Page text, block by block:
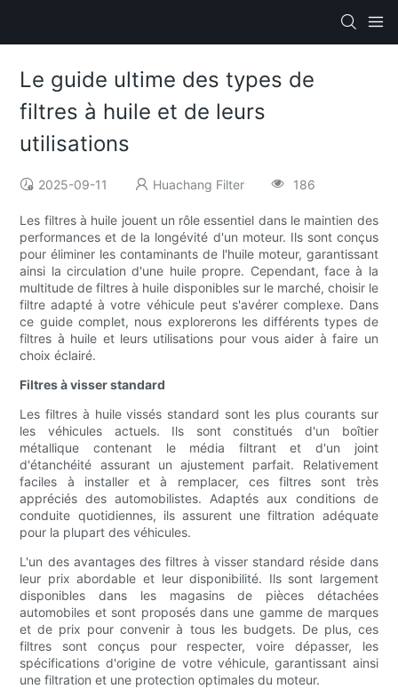
Le guide ultime des types de
filtres à huile et de leurs
utilisations
2025-09-11 Huachang Filter 186
Les filtres à huile jouent un rôle essentiel dans le maintien des
performances et de la longévité d'un moteur. Ils sont conçus
pour éliminer les contaminants de l'huile moteur, garantissant
ainsi la circulation d'une huile propre. Cependant, face à la
multitude de filtres à huile disponibles sur le marché, choisir le
filtre adapté à votre véhicule peut s'avérer complexe. Dans
ce guide complet, nous explorerons les différents types de
filtres à huile et leurs utilisations pour vous aider à faire un
choix éclairé.
Filtres à visser standard
Les filtres à huile vissés standard sont les plus courants sur
les véhicules actuels. Ils sont constitués d'un boîtier
métallique contenant le média filtrant et d'un joint
d'étanchéité assurant un ajustement parfait. Relativement
faciles à installer et à remplacer, ces filtres sont très
appréciés des automobilistes. Adaptés aux conditions de
conduite quotidiennes, ils assurent une filtration adéquate
pour la plupart des véhicules.
L'un des avantages des filtres à visser standard réside dans
leur prix abordable et leur disponibilité. Ils sont largement
disponibles dans les magasins de pièces détachées
automobiles et sont proposés dans une gamme de marques
et de prix pour convenir à tous les budgets. De plus, ces
filtres sont conçus pour respecter, voire dépasser, les
spécifications d'origine de votre véhicule, garantissant ainsi
une filtration et une protection optimales du moteur.